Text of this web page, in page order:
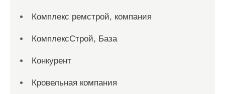
Комплекс ремстрой, компания
КомплексСтрой, База
Конкурент
Кровельная компания